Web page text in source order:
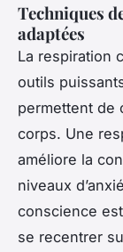
Techniques
adaptées
La respiration
outils
permettent de
corps. Une
améliore la
niveaux
conscience
se recentrer